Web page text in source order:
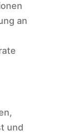
an
und